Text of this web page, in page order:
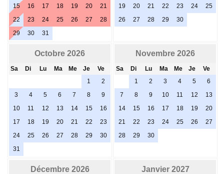
15
16 17 18 19 20
21
22
23 24 25 26 27
28
29
30 31
19
20 21 22 23 24
25
26
27 28 29 30
Octobre 2026
Sa Di Lu Ma Me Je
Ve
1
2
3
4 5 6 7 8
9
10
11 12 13 14 15
16
17
18 19 20 21 22
23
24
25 26 27 28 29
30
31
Novembre 2026
Sa Di Lu Ma Me Je
Ve
1
2 3 4 5
6
7
8 9 10 11 12
13
14
15 16 17 18 19
20
21
22 23 24 25 26
27
28
29 30
Décembre 2026 Janvier 2027